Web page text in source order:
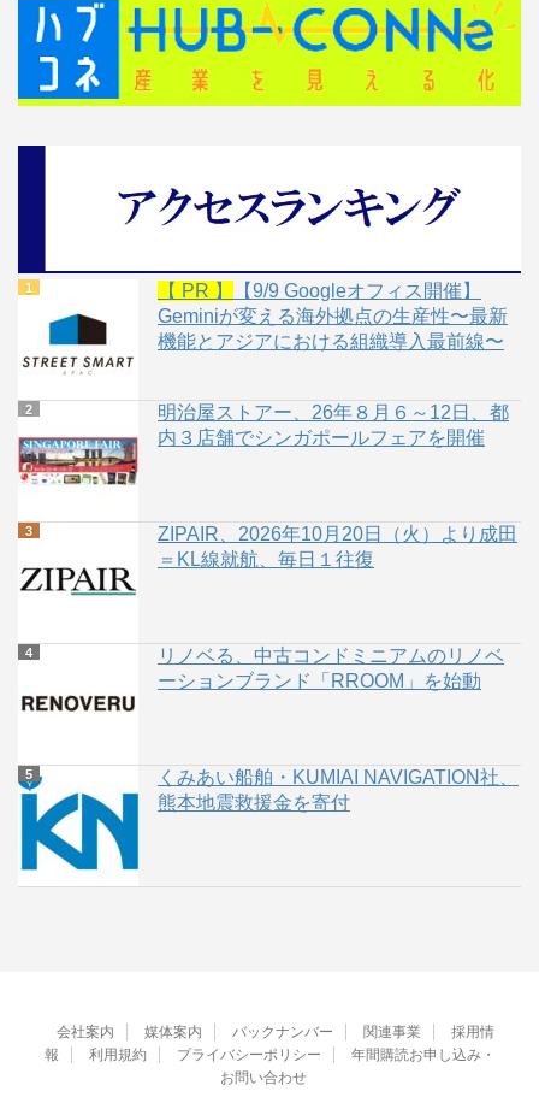
【 PR 】
【9/9 Googleオフィス開催】
Geminiが変える海外拠点の生産性〜最新
機能とアジアにおける組織導入最前線〜
明治屋ストアー、26年８月６～12日、都
内３店舗でシンガポールフェアを開催
ZIPAIR、2026年10月20日（火）より成田
＝KL線就航、毎日１往復
リノベる、中古コンドミニアムのリノベ
ーションブランド「RROOM」を始動
くみあい船舶・KUMIAI NAVIGATION社、
熊本地震救援金を寄付
会社案内 媒体案内 バックナンバー 関連事業
採用情
報
利用規約 プライバシーポリシー
年間購読お申し込み・
お問い合わせ